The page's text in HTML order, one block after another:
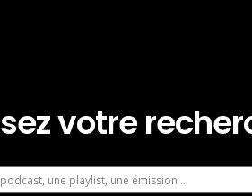
votre